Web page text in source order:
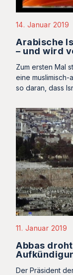
14. Januar 2019
Arabische
– und wird
Zum ersten Mal
eine muslimisch-
so daran, dass
11. Januar 2019
Abbas
Der Präsident